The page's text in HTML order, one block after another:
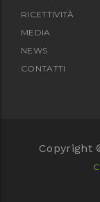
RICETTIVITÀ
MEDIA
NEWS
CONTATTI
Copyright